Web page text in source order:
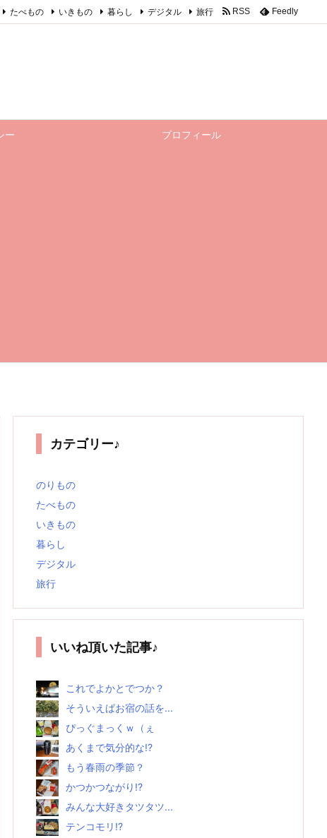
ー プロフィール
たべもの いきもの 暮らし デジタル 旅行 RSS Feedly
カテゴリー♪
のりもの
たべもの
いきもの
暮らし
デジタル
旅行
いいね頂いた記事♪
これでよかとでつか？
そういえばお宿の話を...
ぴっぐまっくｗ（ぇ
あくまで気分的な!?
もう春雨の季節？
かつかつながり!?
みんな大好きタツタツ...
テンコモリ!?